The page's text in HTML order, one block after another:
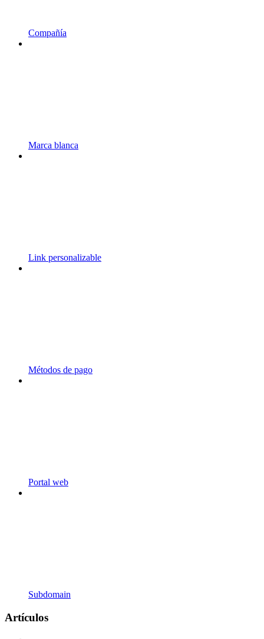
Compañía
Marca blanca
Link personalizable
Métodos de pago
Portal web
Subdomain
Artículos